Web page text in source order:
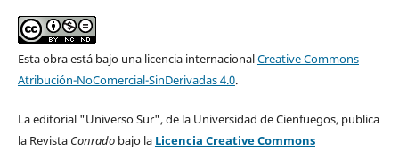
Esta obra está bajo una licencia internacionalCreative Commons
Atribución-NoComercial-SinDerivadas 4.0.
La editorial "Universo Sur", de la Universidad de Cienfuegos, publica
la Revista Conradobajo la Licencia Creative Commons